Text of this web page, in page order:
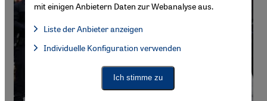
mit einigen Anbietern Daten zur Webanalyse aus.
Liste der Anbieter anzeigen
Facebook Embed / Facebook Connect, Google Maps Embed,
Facebook Embed / Facebook Connect
Individuelle Konfiguration verwenden
Ich stimme zu